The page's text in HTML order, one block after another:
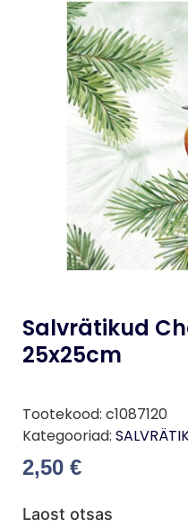
Salvrätikud
25x25cm
Tootekood: c1087120
Kategooriad:
2,50 €
Laost otsas